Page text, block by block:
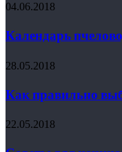
04.06.2018
Календарь
28.05.2018
Как правильно
22.05.2018